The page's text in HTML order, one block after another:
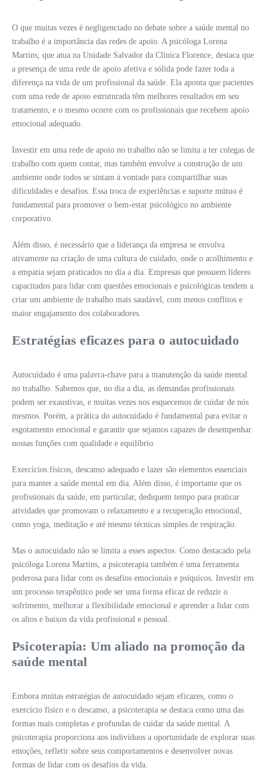
O que muitas vezes é negligenciado no debate sobre a saúde mental no
trabalho é a importância das redes de apoio. A psicóloga Lorena
Martins, que atua na Unidade Salvador da Clínica Florence, destaca que
a presença de uma rede de apoio afetiva e sólida pode fazer toda a
diferença na vida de um profissional da saúde. Ela aponta que pacientes
com uma rede de apoio estruturada têm melhores resultados em seu
tratamento, e o mesmo ocorre com os profissionais que recebem apoio
emocional adequado.
Investir em uma rede de apoio no trabalho não se limita a ter colegas de
trabalho com quem contar, mas também envolve a construção de um
ambiente onde todos se sintam à vontade para compartilhar suas
dificuldades e desafios. Essa troca de experiências e suporte mútuo é
fundamental para promover o bem-estar psicológico no ambiente
corporativo.
Além disso, é necessário que a liderança da empresa se envolva
ativamente na criação de uma cultura de cuidado, onde o acolhimento e
a empatia sejam praticados no dia a dia. Empresas que possuem líderes
capacitados para lidar com questões emocionais e psicológicas tendem a
criar um ambiente de trabalho mais saudável, com menos conflitos e
maior engajamento dos colaboradores.
Estratégias eficazes para o autocuidado
Autocuidado é uma palavra-chave para a manutenção da saúde mental
no trabalho. Sabemos que, no dia a dia, as demandas profissionais
podem ser exaustivas, e muitas vezes nos esquecemos de cuidar de nós
mesmos. Porém, a prática do autocuidado é fundamental para evitar o
esgotamento emocional e garantir que sejamos capazes de desempenhar
nossas funções com qualidade e equilíbrio.
Exercícios físicos, descanso adequado e lazer são elementos essenciais
para manter a saúde mental em dia. Além disso, é importante que os
profissionais da saúde, em particular, dediquem tempo para praticar
atividades que promovam o relaxamento e a recuperação emocional,
como yoga, meditação e até mesmo técnicas simples de respiração.
Mas o autocuidado não se limita a esses aspectos. Como destacado pela
psicóloga Lorena Martins, a psicoterapia também é uma ferramenta
poderosa para lidar com os desafios emocionais e psíquicos. Investir em
um processo terapêutico pode ser uma forma eficaz de reduzir o
sofrimento, melhorar a flexibilidade emocional e aprender a lidar com
os altos e baixos da vida profissional e pessoal.
Psicoterapia: Um aliado na promoção da
saúde mental
Embora muitas estratégias de autocuidado sejam eficazes, como o
exercício físico e o descanso, a psicoterapia se destaca como uma das
formas mais completas e profundas de cuidar da saúde mental. A
psicoterapia proporciona aos indivíduos a oportunidade de explorar suas
emoções, refletir sobre seus comportamentos e desenvolver novas
formas de lidar com os desafios da vida.